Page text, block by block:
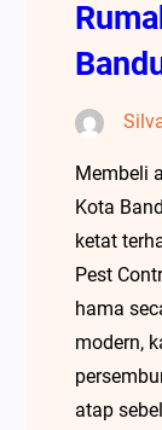
Membeli
Kota
ketat
Pest
hama
modern,
atap